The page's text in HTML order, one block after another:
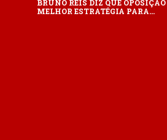
BRUNO REIS DIZ QUE
MELHOR ESTRATÉGIA PARA…